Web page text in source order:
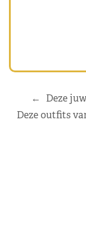
←
Deze
Deze outfits